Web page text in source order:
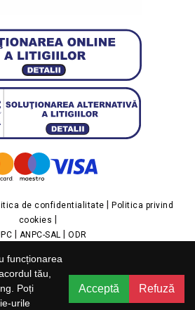
de confidentialitate
Politica privind
cookies
ANPC-SAL |ODR
GROUP SRL
Cod poștal 077006, Copăceni, Ilfov,
Cod fiscal RO48366082,
4120, Cap. social 200 Lei
funcționarea
tău,
Poți
urile
Acceptă Refuză